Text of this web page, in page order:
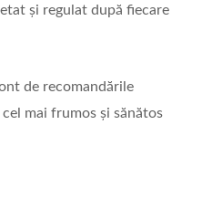
și regulat după fiecare
de recomandările
mai frumos și sănătos